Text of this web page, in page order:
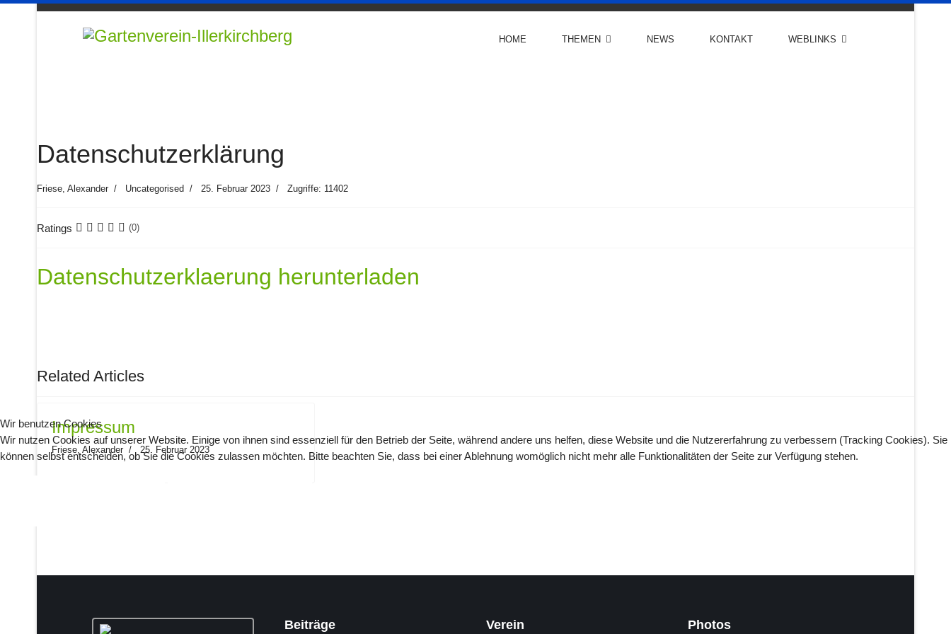
HOME THEMEN NEWS KONTAKT WEBLINKS
Datenschutzerklärung
Friese, Alexander Uncategorised 25. Februar 2023 Zugriffe: 11402
Ratings (0)
Datenschutzerklaerung herunterladen
Related Articles
Impressum
Friese, Alexander 25. Februar 2023
Beiträge Verein Photos
Wir benutzen Cookies
Wir nutzen Cookies auf unserer Website. Einige von ihnen sind essenziell für den Betrieb der Seite, während andere uns helfen, diese Website und die Nutzererfahrung zu verbessern (Tracking Cookies). Sie
können selbst entscheiden, ob Sie die Cookies zulassen möchten. Bitte beachten Sie, dass bei einer Ablehnung womöglich nicht mehr alle Funktionalitäten der Seite zur Verfügung stehen.